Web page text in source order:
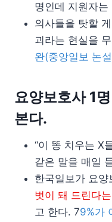
명인데 지원자
의사들을 탓할
괴라는 현실을
완(중앙일보 논
요양보호사 1
본다.
“이 똥 치우는 X
같은 말을 매일
한국일보가 요양
벗이 돼 드린다
고 한다. 79%가